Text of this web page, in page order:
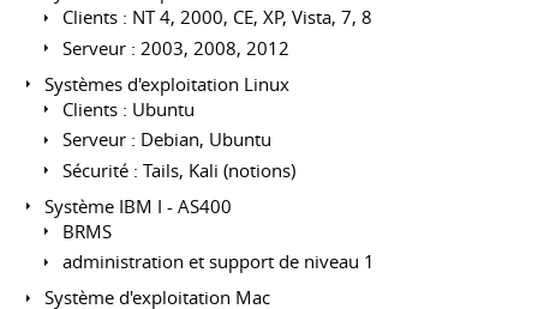
Clients : NT 4, 2000, CE, XP, Vista, 7, 8
Serveur : 2003, 2008, 2012
Systèmes d'exploitation Linux
Clients : Ubuntu
Serveur : Debian, Ubuntu
Sécurité : Tails, Kali (notions)
Système IBM I - AS400
BRMS
administration et support de niveau 1
Système d'exploitation Mac